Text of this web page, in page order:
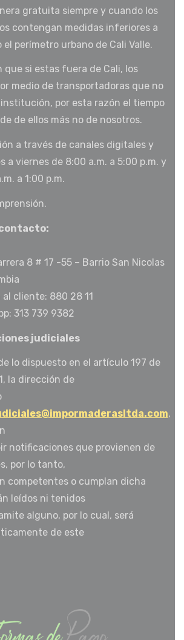
gratuita siempre y cuando los
contengan medidas inferiores a
el perímetro urbano de Cali Valle.
que si estas fuera de Cali, los
medio de transportadoras que no
por esta razón el tiempo
de ellos más no de nosotros.
a través de canales digitales y
a viernes de 8:00 a.m. a 5:00 p.m. y
a 1:00 p.m.
8 # 17 -55 – Barrio San Nicolas
cliente: 880 28 11
313 739 9382
judiciales
lo dispuesto en el artículo 197 de
la dirección de
,
notificaciones que provienen de
por lo tanto,
competentes o cumplan dicha
leídos ni tenidos
alguno, por lo cual, será
de este